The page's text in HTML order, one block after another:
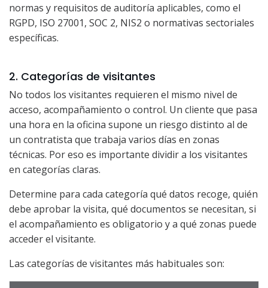
normas y requisitos de auditoría aplicables, como el
RGPD, ISO 27001, SOC 2, NIS2 o normativas sectoriales
específicas.
2. Categorías de visitantes
No todos los visitantes requieren el mismo nivel de
acceso, acompañamiento o control. Un cliente que pasa
una hora en la oficina supone un riesgo distinto al de
un contratista que trabaja varios días en zonas
técnicas. Por eso es importante dividir a los visitantes
en categorías claras.
Determine para cada categoría qué datos recoge, quién
debe aprobar la visita, qué documentos se necesitan, si
el acompañamiento es obligatorio y a qué zonas puede
acceder el visitante.
Las categorías de visitantes más habituales son: